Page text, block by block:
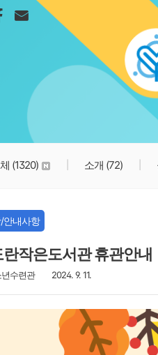
(1320) 소개 (72)
안내사항
작은도서관 휴관안내
수련관 2024. 9. 11.